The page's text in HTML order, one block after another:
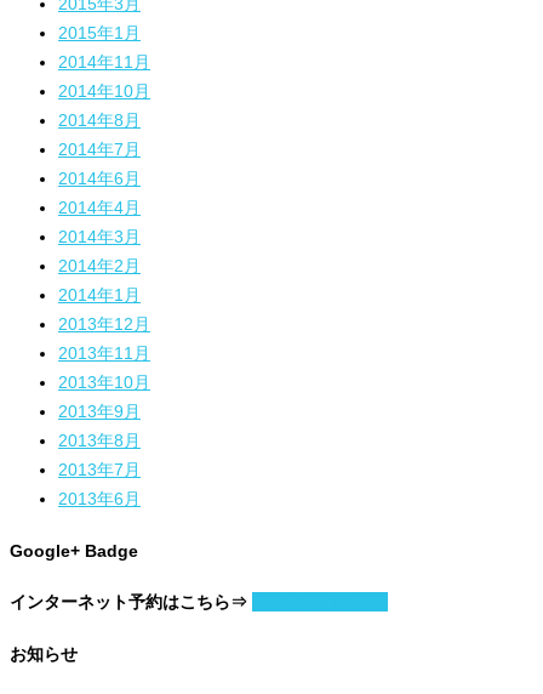
2015年1月
2014年11月
2014年10月
2014年8月
2014年7月
2014年6月
2014年4月
2014年3月
2014年2月
2014年1月
2013年12月
2013年11月
2013年10月
2013年9月
2013年8月
2013年7月
2013年6月
Google+ Badge
インターネット予約はこちら⇒
お知らせ